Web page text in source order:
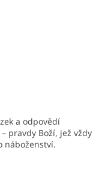
a odpovědí
pravdy Boží, jež vždy
náboženství.